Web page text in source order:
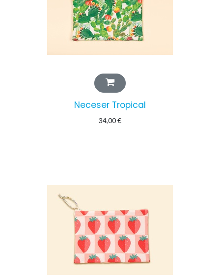
Neceser Tropical
34,00€